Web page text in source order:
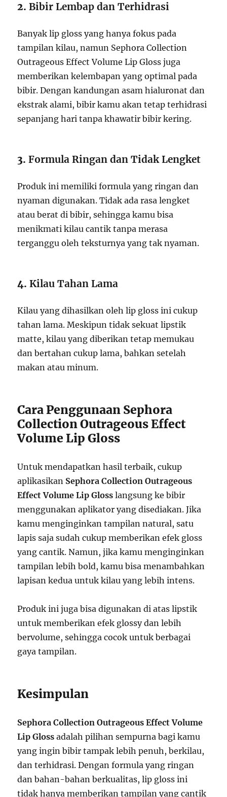
2.Bibir Lembap dan Terhidrasi
Banyak lip gloss yang hanya fokus pada
tampilan kilau, namun Sephora Collection
Outrageous Effect Volume Lip Gloss juga
memberikan kelembapan yang optimal pada
bibir. Dengan kandungan asam hialuronat dan
ekstrak alami, bibir kamu akan tetap terhidrasi
sepanjang hari tanpa khawatir bibir kering.
3.Formula Ringan dan Tidak Lengket
Produk ini memiliki formula yang ringan dan
nyaman digunakan. Tidak ada rasa lengket
atau berat di bibir, sehingga kamu bisa
menikmati kilau cantik tanpa merasa
terganggu oleh teksturnya yang tak nyaman.
4.Kilau Tahan Lama
Kilau yang dihasilkan oleh lip gloss ini cukup
tahan lama. Meskipun tidak sekuat lipstik
matte, kilau yang diberikan tetap memukau
dan bertahan cukup lama, bahkan setelah
makan atau minum.
Cara Penggunaan Sephora
Collection Outrageous Effect
Volume Lip Gloss
Untuk mendapatkan hasil terbaik, cukup
aplikasikan Sephora Collection Outrageous
Effect Volume Lip Gloss langsung ke bibir
menggunakan aplikator yang disediakan. Jika
kamu menginginkan tampilan natural, satu
lapis saja sudah cukup memberikan efek gloss
yang cantik. Namun, jika kamu menginginkan
tampilan lebih bold, kamu bisa menambahkan
lapisan kedua untuk kilau yang lebih intens.
Produk ini juga bisa digunakan di atas lipstik
untuk memberikan efek glossy dan lebih
bervolume, sehingga cocok untuk berbagai
gaya tampilan.
Kesimpulan
Sephora Collection Outrageous Effect Volume
Lip Gloss adalah pilihan sempurna bagi kamu
yang ingin bibir tampak lebih penuh, berkilau,
dan terhidrasi. Dengan formula yang ringan
dan bahan-bahan berkualitas, lip gloss ini
tidak hanya memberikan tampilan yang cantik